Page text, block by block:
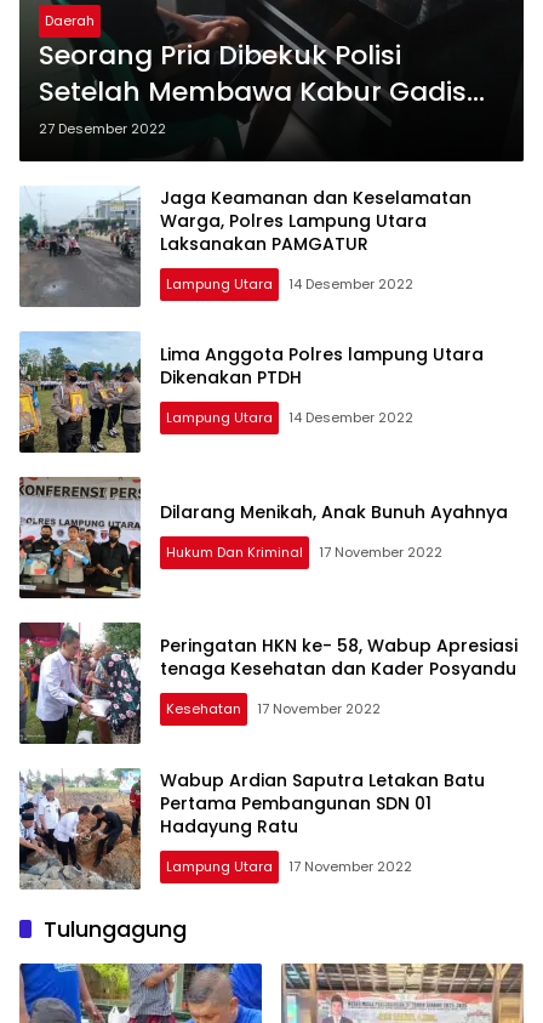
Daerah
Seorang Pria Dibekuk Polisi
Setelah Membawa Kabur Gadis
Dibawah Umur, Ini Kronologinya
27 Desember 2022
Jaga Keamanan dan Keselamatan
Warga, Polres Lampung Utara
Laksanakan PAMGATUR
Lampung Utara 14 Desember 2022
Lima Anggota Polres lampung Utara
Dikenakan PTDH
Lampung Utara 14 Desember 2022
Dilarang Menikah, Anak Bunuh Ayahnya
Hukum Dan Kriminal 17 November 2022
Peringatan HKN ke- 58, Wabup Apresiasi
tenaga Kesehatan dan Kader Posyandu
Kesehatan 17 November 2022
Wabup Ardian Saputra Letakan Batu
Pertama Pembangunan SDN 01
Hadayung Ratu
Lampung Utara 17 November 2022
Tulungagung